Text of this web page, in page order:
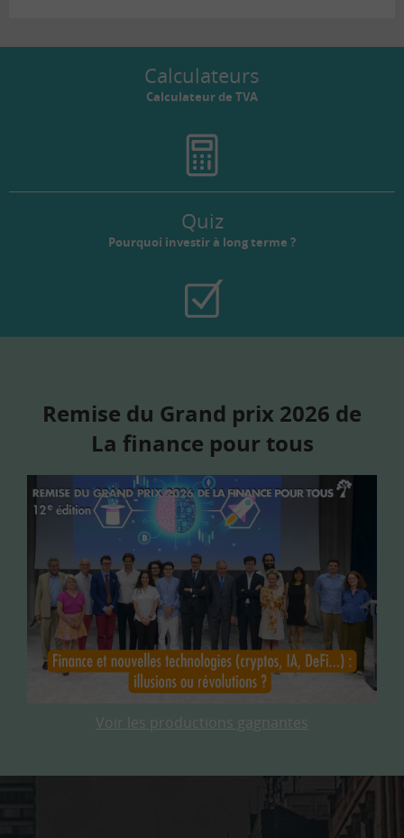
Calculateurs
Calculateur de TVA
Quiz
Pourquoi investir à long terme ?
Remise du Grand prix 2026 de
La finance pour tous
Voir les productions gagnantes